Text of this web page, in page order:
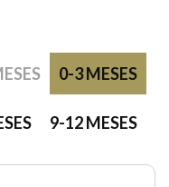
0-3 MESES
9-12 MESES